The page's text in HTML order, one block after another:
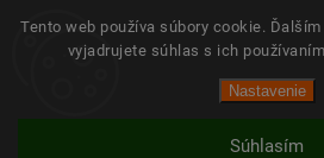
Tento web používa súbory cookie.
vyjadrujete súhlas s ich
Nastavenie
Súhlasím
Copyright 2025 ©